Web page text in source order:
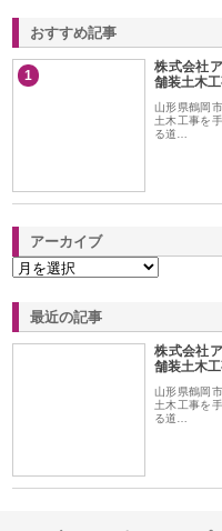
おすすめ記事
1
株式会社
舗装土木
山形県鶴岡
土木工事を
る道…
アーカイブ
最近の記事
株式会社
舗装土木
山形県鶴岡
土木工事を
る道…